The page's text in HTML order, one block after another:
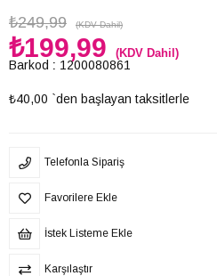
₺249,99 (KDV Dahil)
₺199,99 (KDV Dahil)
Barkod : 1200080861
₺40,00 `den başlayan taksitlerle
Telefonla Sipariş
Favorilere Ekle
İstek Listeme Ekle
Karşılaştır